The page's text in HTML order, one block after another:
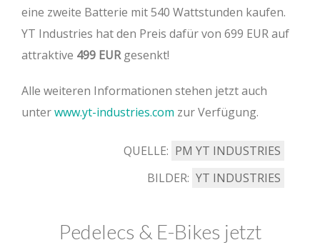
eine zweite Batterie mit 540 Wattstunden kaufen.
YT Industries hat den Preis dafür von 699 EUR auf
attraktive 499 EURgesenkt!
Alle weiteren Informationen stehen jetzt auch
unterwww.yt-industries.com zur Verfügung.
QUELLE: PM YT INDUSTRIES
BILDER: YT INDUSTRIES
Pedelecs & E-Bikes jetzt